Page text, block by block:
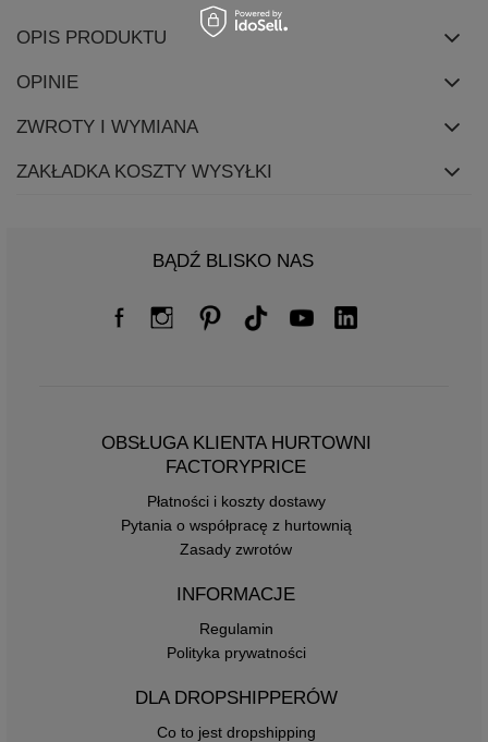
OPIS PRODUKTU
OPINIE
ZWROTY I WYMIANA
ZAKŁADKA KOSZTY WYSYŁKI
BĄDŹ BLISKO NAS
OBSŁUGA KLIENTA HURTOWNI
FACTORYPRICE
Płatności i koszty dostawy
Pytania o współpracę z hurtownią
Zasady zwrotów
INFORMACJE
Regulamin
Polityka prywatności
DLA DROPSHIPPERÓW
Co to jest dropshipping